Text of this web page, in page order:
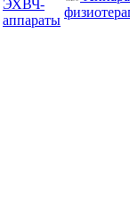
ЭХВЧ-
аппараты